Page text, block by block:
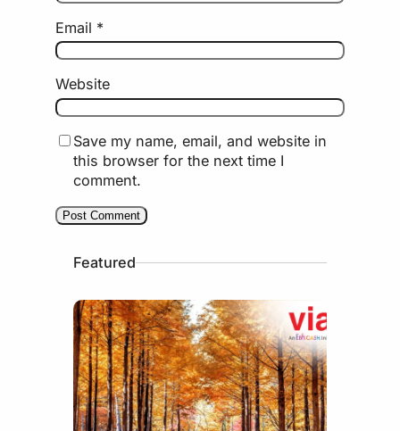
Email *
Website
Save my name, email, and website in
this browser for the next time I
comment.
Featured